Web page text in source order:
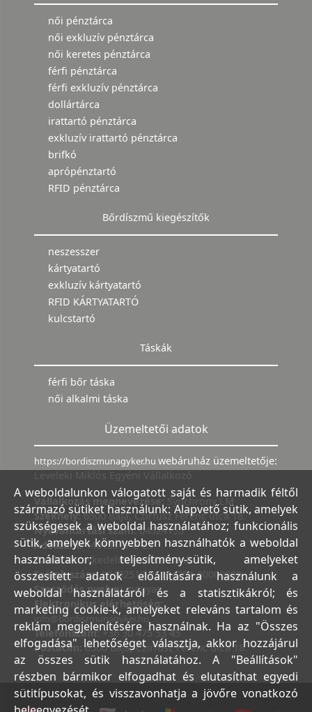
női pénztárca
női exkluzív pénztárca
női keretes pénztárca
férfi pénztárca
férfi exkluzív pénztárca
dollártárca
irattartó pénztárca
exkluzív irattartó pénztárca
brifkó
aprópénztartó
RFID pénztárca
Bőrdíszmű kiegészítők
neszesszer
kártyatartó
exkluzív kártyatartó
RFID KÁRTYATARTÓ
kulcstartó
Táskák
férfi bőr táska
női alkalmi táska
Üzemeltetői adatok
https://bordiszmunagyker.hu webáruház üzemeltetője:
Leveleki Miklós Egyéni Vállalkozó
Vállalkozás megnevezése: Synchrony LM
Székhely:6500 Baja, Czirfusz Ferenc utca 18.
Nyilvántartási szám:04524155
Adószám:44018371-2-23
Bank:Kereskedelmi és Hitelbank
Számlaszám:10402513-25154254-00000000
Szerződés nyelve:magyar
Elektronikus elérhetőség:
info@bordiszmunagyker.hu
Telefonszám: +36 30 475 53 45
Postacím:6500 Baja, Czirfusz Ferenc utca 18.
A weboldalunkon válogatott saját és harmadik féltől
származó sütiket használunk: Alapvető sütik, amelyek
szükségesek a weboldal használatához; funkcionális
sütik, amelyek könnyebben használhatók a weboldal
használatakor; teljesítmény-sütik, amelyeket
összesített adatok előállítására használunk a
weboldal használatáról és a statisztikákról; és
marketing cookie-k, amelyeket releváns tartalom és
reklám megjelenítésére használnak. Ha az "Összes
elfogadása" lehetőséget választja, akkor hozzájárul
az összes sütik használatához. A "Beállítások"
részben bármikor elfogadhat és elutasíthat egyedi
sütitípusokat, és visszavonhatja a jövőre vonatkozó